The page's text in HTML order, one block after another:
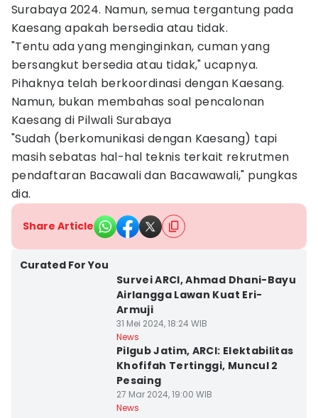
Surabaya 2024. Namun, semua tergantung pada
Kaesang apakah bersedia atau tidak.
"Tentu ada yang menginginkan, cuman yang
bersangkut bersedia atau tidak," ucapnya.
Pihaknya telah berkoordinasi dengan Kaesang.
Namun, bukan membahas soal pencalonan
Kaesang di Pilwali Surabaya
"Sudah (berkomunikasi dengan Kaesang) tapi
masih sebatas hal-hal teknis terkait rekrutmen
pendaftaran Bacawali dan Bacawawali," pungkas
dia.
Share Article
Curated For You
Survei ARCI, Ahmad Dhani-Bayu
Airlangga Lawan Kuat Eri-
Armuji
31 Mei 2024, 18:24 WIB
News
Pilgub Jatim, ARCI: Elektabilitas
Khofifah Tertinggi, Muncul 2
Pesaing
27 Mar 2024, 19:00 WIB
News